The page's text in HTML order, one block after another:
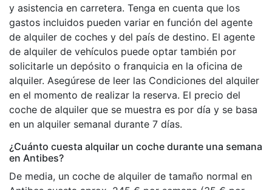
y asistencia en carretera. Tenga en cuenta que los
gastos incluidos pueden variar en función del agente
de alquiler de coches y del país de destino. El agente
de alquiler de vehículos puede optar también por
solicitarle un depósito o franquicia en la oficina de
alquiler. Asegúrese de leer las Condiciones del alquiler
en el momento de realizar la reserva. El precio del
coche de alquiler que se muestra es por día y se basa
en un alquiler semanal durante 7 días.
¿Cuánto cuesta alquilar un coche durante una semana
en Antibes?
De media, un coche de alquiler de tamaño normal en